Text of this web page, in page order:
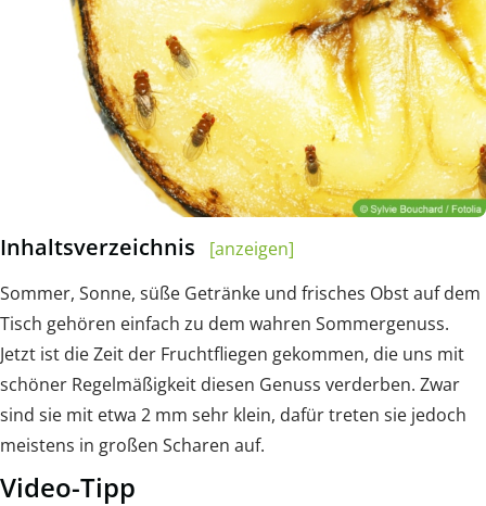
Inhaltsverzeichnis
[anzeigen]
Sommer, Sonne, süße Getränke und frisches Obst auf dem
Tisch gehören einfach zu dem wahren Sommergenuss.
Jetzt ist die Zeit der Fruchtfliegen gekommen, die uns mit
schöner Regelmäßigkeit diesen Genuss verderben. Zwar
sind sie mit etwa 2 mm sehr klein, dafür treten sie jedoch
meistens in großen Scharen auf.
Video-Tipp